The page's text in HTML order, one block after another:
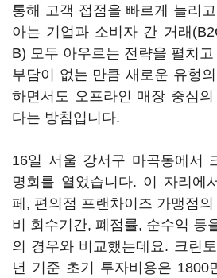
통해 고객 접점을 빠르게 늘리
아는 기업과 소비자 간 거래
B) 모두 아우르는 전략을 펼치고
부담이 없는 만큼 새로운 유형
하면서도 오프라인 매장 중심
다는 방침입니다.
16일 서울 강서구 마곡동에서
명회를 열었습니다. 이 자리에
페, 편의점 프랜차이즈 가맹점
비 회수기간, 폐점률, 순수익 등
의 경우와 비교했는데요. 크린
년 기준 초기 투자비용은 1800